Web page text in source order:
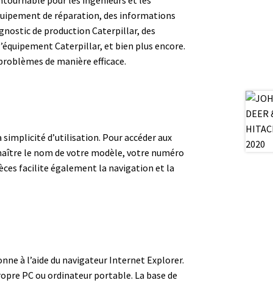
de réparation, des informations
de production Caterpillar, des
Caterpillar, et bien plus encore.
de manière efficace.
simplicité d’utilisation. Pour accéder aux
le nom de votre modèle, votre numéro
facilite également la navigation et la
à l’aide du navigateur Internet Explorer.
PC ou ordinateur portable. La base de